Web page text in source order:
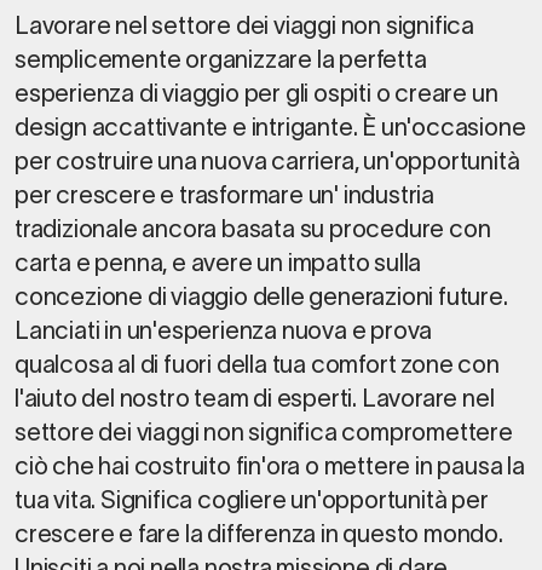
Lavorare nel settore dei viaggi non significa
semplicemente organizzare la perfetta
esperienza di viaggio per gli ospiti o creare un
design accattivante e intrigante. È un'occasione
per costruire una nuova carriera, un'opportunità
per crescere e trasformare un' industria
tradizionale ancora basata su procedure con
carta e penna, e avere un impatto sulla
concezione di viaggio delle generazioni future.
Lanciati in un'esperienza nuova e prova
qualcosa al di fuori della tua comfort zone con
l'aiuto del nostro team di esperti. Lavorare nel
settore dei viaggi non significa compromettere
ciò che hai costruito fin'ora o mettere in pausa la
tua vita. Significa cogliere un'opportunità per
crescere e fare la differenza in questo mondo.